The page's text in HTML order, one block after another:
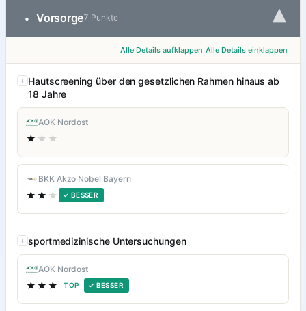
• Vorsorge7 Punkte ▾
Alle Details aufklappen Alle Details einklappen
Hautscreening über den gesetzlichen Rahmen hinaus ab
18 Jahre
AOK Nordost
★ ★★
BKK Akzo Nobel Bayern
★★ ★ ✓ BESSER
sportmedizinische Untersuchungen
AOK Nordost
★★★ TOP ✓ BESSER